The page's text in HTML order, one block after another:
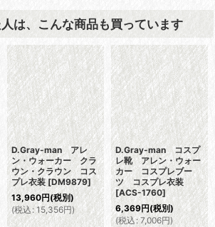
は、こんな商品も買っています
D.Gray-man アレ
ン・ウォーカー クラ
ウン・クラウン コス
プレ衣装 [DM9879]
13,960円(税別)
(税込 : 15,356円)
D.Gray-man コスプ
レ靴 アレン・ウォー
カー コスプレブー
ツ コスプレ衣装
[ACS-1760]
6,369円(税別)
(税込: 7,006円)